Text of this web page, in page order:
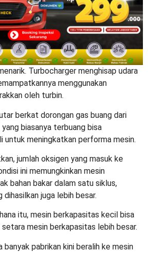
Turbocharger menghisap udara
menggunakan
oleh turbin.
berkat dorongan gas buang dari
biasanya terbuang bisa
untuk meningkatkan performa mesin.
jumlah oksigen yang masuk ke
ini memungkinkan mesin
bahan bakar dalam satu siklus,
juga lebih besar.
itu, mesin berkapasitas kecil bisa
mesin berkapasitas lebih besar.
banyak pabrikan kini beralih ke mesin